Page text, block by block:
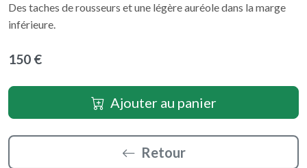
Des taches de rousseurs et une légère auréole dans la marge
inférieure.
150 €
Ajouter au panier
Retour